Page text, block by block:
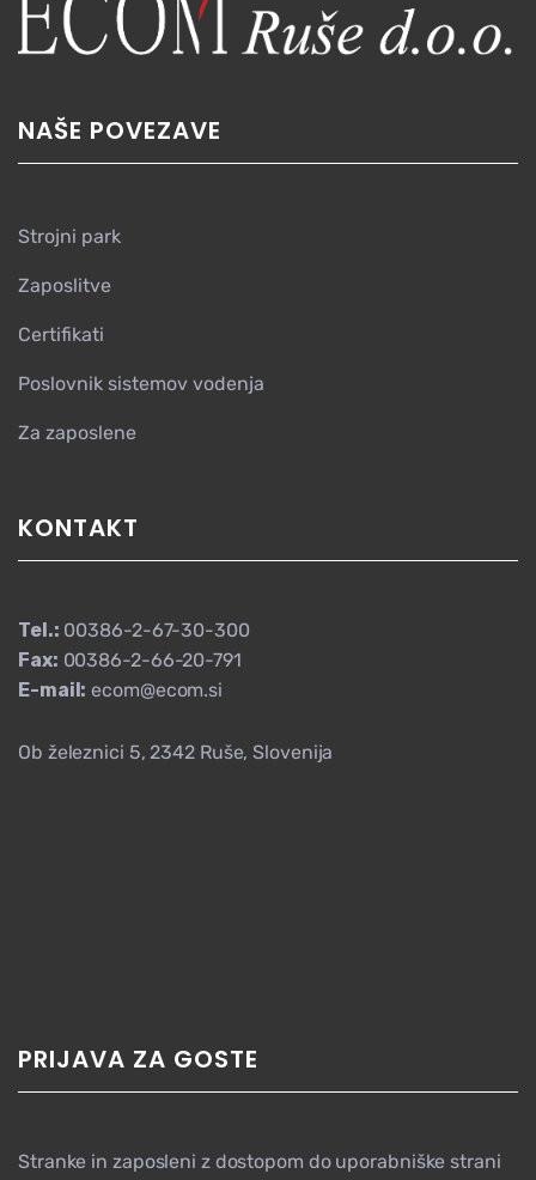
NAŠE POVEZAVE
Strojni park
Zaposlitve
Certifikati
Poslovnik sistemov vodenja
Za zaposlene
KONTAKT
Tel.: 00386-2-67-30-300
Fax: 00386-2-66-20-791
E-mail: ecom@ecom.si
Ob železnici 5, 2342 Ruše, Slovenija
PRIJAVA ZA GOSTE
Stranke in zaposleni z dostopom do uporabniške strani